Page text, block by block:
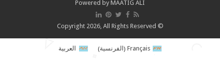
Powered by MAATIG ALI
© Copyright 2026, All Rights Reserved
Français
(الفرنسية) العربية